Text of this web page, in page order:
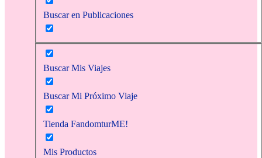
Buscar en Publicaciones
Buscar Mis Viajes
Buscar Mi Próximo Viaje
Tienda FandomturME!
Mis Productos